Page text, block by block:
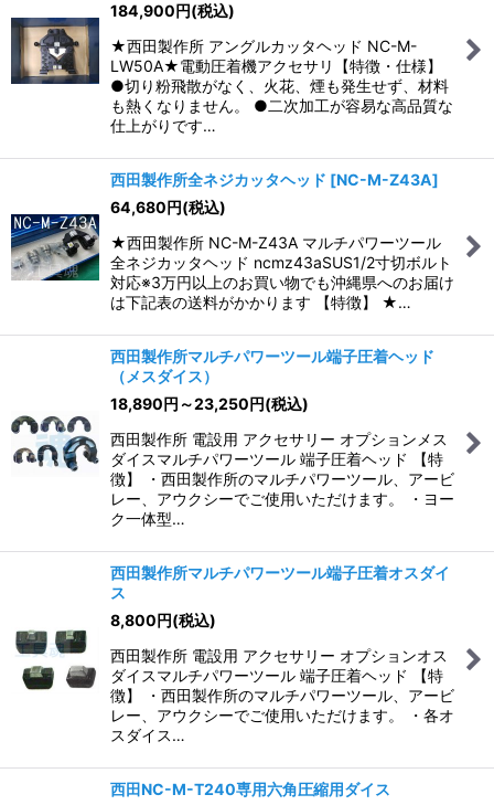
184,900円(税込)
★西田製作所 アングルカッタヘッド NC-M-
LW50A★電動圧着機アクセサリ【特徴・仕様】
●切り粉飛散がなく、火花、煙も発生せず、材料
も熱くなりません。 ●二次加工が容易な高品質な
仕上がりです…
西田製作所全ネジカッタヘッド [NC-M-Z43A]
64,680円(税込)
★西田製作所 NC-M-Z43A マルチパワーツール
全ネジカッタヘッド ncmz43aSUS1/2寸切ボルト
対応※3万円以上のお買い物でも沖縄県へのお届け
は下記表の送料がかかります 【特徴】 ★…
西田製作所マルチパワーツール端子圧着ヘッド
（メスダイス）
18,890円 ～23,250円(税込)
西田製作所 電設用 アクセサリー オプションメス
ダイスマルチパワーツール 端子圧着ヘッド 【特
徴】 ・西田製作所のマルチパワーツール、アービ
レー、アウクシーでご使用いただけます。 ・ヨー
ク一体型…
西田製作所マルチパワーツール端子圧着オスダイ
ス
8,800円(税込)
西田製作所 電設用 アクセサリー オプションオス
ダイスマルチパワーツール 端子圧着ヘッド 【特
徴】 ・西田製作所のマルチパワーツール、アービ
レー、アウクシーでご使用いただけます。 ・各オ
スダイス…
西田NC-M-T240専用六角圧縮用ダイス